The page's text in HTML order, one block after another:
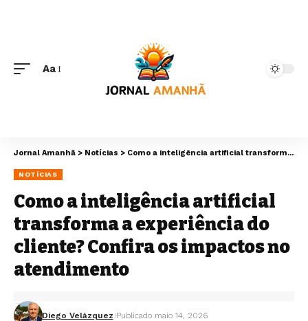
Aa
Jornal Amanhã > Notícias > Como a inteligência artificial transforma a experiência do cliente? Confira os impactos no atendimento
NOTÍCIAS
Como a inteligência artificial
transforma a experiência do
cliente? Confira os impactos no
atendimento
Diego Velázquez Publicado maio 14, 2026